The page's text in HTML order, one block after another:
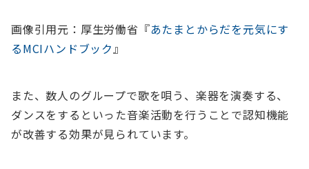
画像引用元：厚生労働省『あたまとからだを元気にす
るMCIハンドブック 』
また、数人のグループで歌を唄う、楽器を演奏する、
ダンスをするといった音楽活動を行うことで認知機能
が改善する効果が見られています。